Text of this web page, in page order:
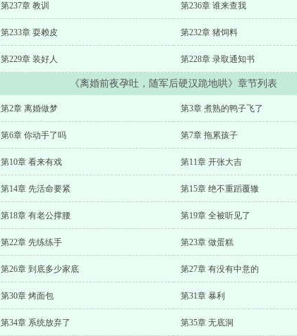
第237章 教训 第236章 谁来查我
第233章 耍赖皮 第232章 猪饲料
第229章 装好人 第228章 录取通知书
《离婚前夜孕吐，随军后硬汉跪地哄》章节列表
第2章 离婚做梦 第3章 煮熟的鸭子飞了
第6章 你动手了吗 第7章 拖累孩子
第10章 看来有戏 第11章 开张大吉
第14章 先活命要紧 第15章 绝不重蹈覆辙
第18章 有老公撑腰 第19章 全被听见了
第22章 先练练手 第23章 做蛋糕
第26章 到底多少家底 第27章 有没有中意的
第30章 烤面包 第31章 暴利
第34章 系统放弃了 第35章 无底洞